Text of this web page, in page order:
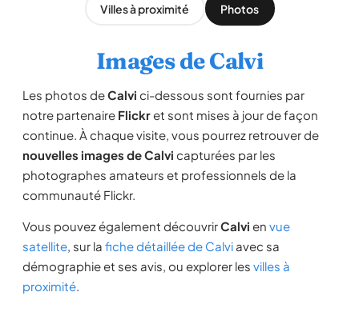
Villes à proximité Photos
Images de Calvi
Les photos deCalvi ci-dessous sont fournies par
notre partenaire Flickret sont mises à jour de façon
continue. À chaque visite, vous pourrez retrouver de
nouvelles images de Calvi capturées par les
photographes amateurs et professionnels de la
communauté Flickr.
Vous pouvez également découvrirCalvi en vue
satellite, sur la fiche détaillée de Calvi avec sa
démographie et ses avis, ou explorer les villes à
proximité.